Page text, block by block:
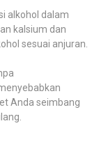
alkohol dalam
kalsium dan
sesuai anjuran.
Anda seimbang